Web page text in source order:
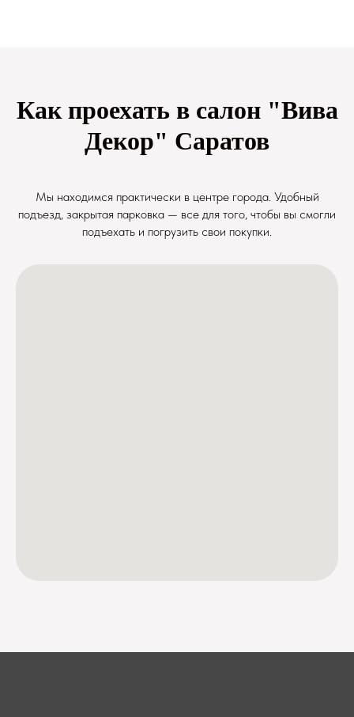
Как проехать в салон "Вива
Декор" Саратов
Мы находимся практически в центре города. Удобный
подъезд, закрытая парковка — все для того, чтобы вы смогли
подъехать и погрузить свои покупки.